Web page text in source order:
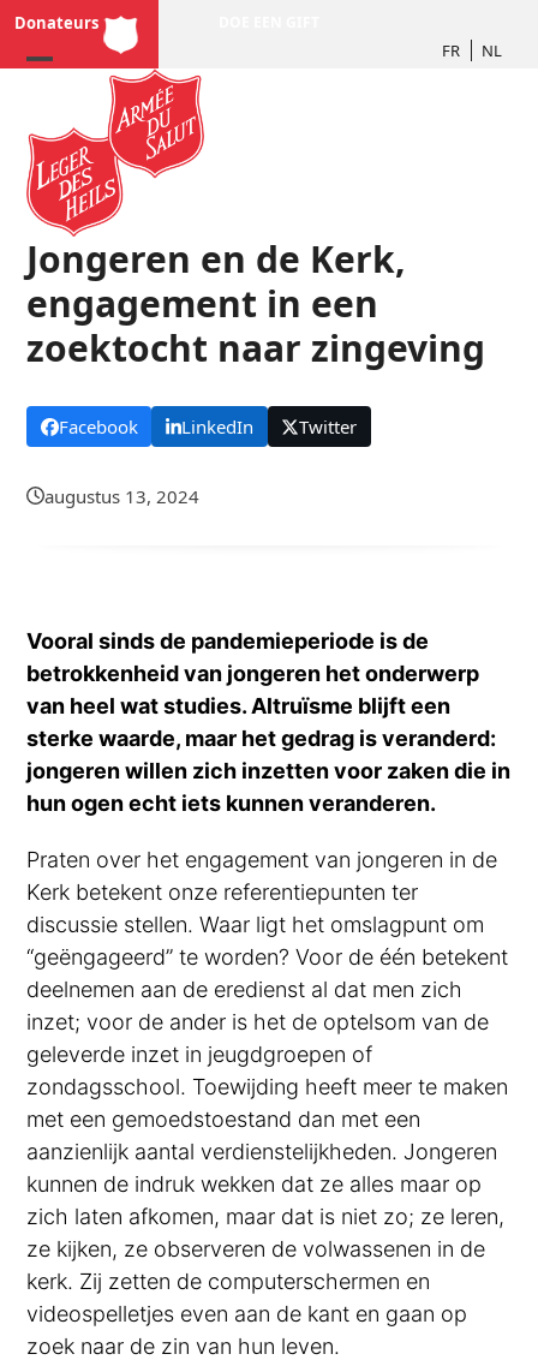
Skip
content
FR NL
Donateurs
Jongeren en de Kerk,
engagement in een
zoektocht naar zingeving
Facebook LinkedIn Twitter
augustus 13, 2024
Vooral sinds de pandemieperiode is de
betrokkenheid van jongeren het onderwerp
van heel wat studies. Altruïsme blijft een
sterke waarde, maar het gedrag is veranderd:
jongeren willen zich inzetten voor zaken die in
hun ogen echt iets kunnen veranderen.
Praten over het engagement van jongeren in de
Kerk betekent onze referentiepunten ter
discussie stellen. Waar ligt het omslagpunt om
“geëngageerd” te worden? Voor de één betekent
deelnemen aan de eredienst al dat men zich
inzet; voor de ander is het de optelsom van de
geleverde inzet in jeugdgroepen of
zondagsschool. Toewijding heeft meer te maken
met een gemoedstoestand dan met een
aanzienlijk aantal verdienstelijkheden. Jongeren
kunnen de indruk wekken dat ze alles maar op
zich laten afkomen, maar dat is niet zo; ze leren,
ze kijken, ze observeren de volwassenen in de
kerk. Zij zetten de computerschermen en
videospelletjes even aan de kant en gaan op
zoek naar de zin van hun leven.